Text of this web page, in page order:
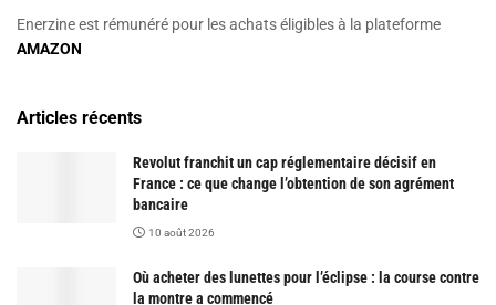
Enerzine est rémunéré pour les achats éligibles à la plateforme
AMAZON
Articles récents
Revolut franchit un cap réglementaire décisif en
France : ce que change l’obtention de son agrément
bancaire
10 août 2026
Où acheter des lunettes pour l’éclipse : la course contre
la montre a commencé